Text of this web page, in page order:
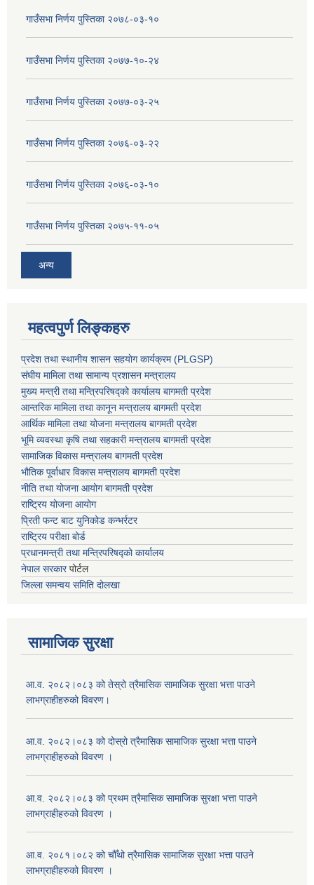
गाउँसभा निर्णय पुस्तिका २०७८-०३-१०
गाउँसभा निर्णय पुस्तिका २०७७-१०-२४
गाउँसभा निर्णय पुस्तिका २०७७-०३-२५
गाउँसभा निर्णय पुस्तिका २०७६-०३-२२
गाउँसभा निर्णय पुस्तिका २०७६-०३-१०
गाउँसभा निर्णय पुस्तिका २०७५-११-०५
अन्य
महत्वपुर्ण लिङ्कहरु
प्रदेश तथा स्थानीय शासन सहयाेग कार्यक्रम (PLGSP)
संघीय मामिला तथा सामान्य प्रशासन मन्त्रालय
मुख्य मन्त्री तथा मन्त्रिपरिषद्को कार्यालय बागमती प्रदेश
आन्तरिक मामिला तथा कानून मन्त्रालय बागमती प्रदेश
आर्थिक मामिला तथा योजना मन्त्रालय बागमती प्रदेश
भूमि व्यवस्था कृषि तथा सहकारी मन्त्रालय बागमती प्रदेश
सामाजिक विकास मन्त्रालय बागमती प्रदेश
भौतिक पूर्वाधार विकास मन्त्रालय बागमती प्रदेश
नीति तथा योजना आयोग बागमती प्रदेश
राष्ट्रिय योजना आयोग
प्रिती फन्ट बाट युनिकोड कन्भर्रटर
राष्ट्रिय परीक्षा बोर्ड
प्रधानमन्त्री तथा मन्त्रिपरिषद्को कार्यालय
नेपाल सरकारपोर्टल
जिल्ला समन्वय समिति दोलखा
सामाजिक सुरक्षा
आ.व. २०८२।०८३ को तेस्रो त्रैमासिक सामाजिक सुरक्षा भत्ता पाउने
लाभग्राहीहरुको विवरण।
आ.व. २०८२।०८३ को दोस्रो त्रैमासिक सामाजिक सुरक्षा भत्ता पाउने
लाभग्राहीहरुको विवरण ।
आ.व. २०८२।०८३ को प्रथम त्रैमासिक सामाजिक सुरक्षा भत्ता पाउने
लाभग्राहीहरुको विवरण ।
आ.व. २०८१।०८२ को चौँथो त्रैमासिक सामाजिक सुरक्षा भत्ता पाउने
लाभग्राहीहरुको विवरण ।